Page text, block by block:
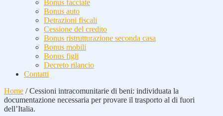
Bonus facciate
Bonus auto
Detrazioni fiscali
Cessione del credito
Bonus ristrutturazione seconda casa
Bonus mobili
Bonus figli
Decreto rilancio
Contatti
Home /Cessioni intracomunitarie di beni: individuata la
documentazione necessaria per provare il trasporto al di fuori
dell’Italia.